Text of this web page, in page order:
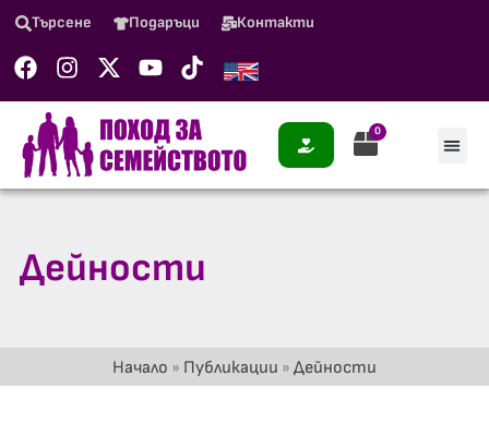
Търсене Подаръци Контакти
0
Дейности
Начало » Публикации » Дейности